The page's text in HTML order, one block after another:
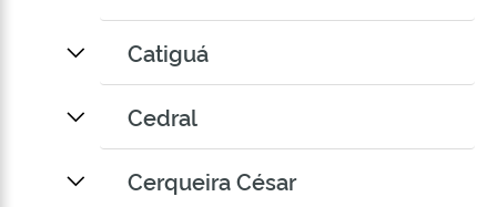
Catiguá
Cedral
Cerqueira César